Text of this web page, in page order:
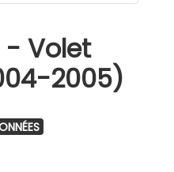
- Volet
2005)